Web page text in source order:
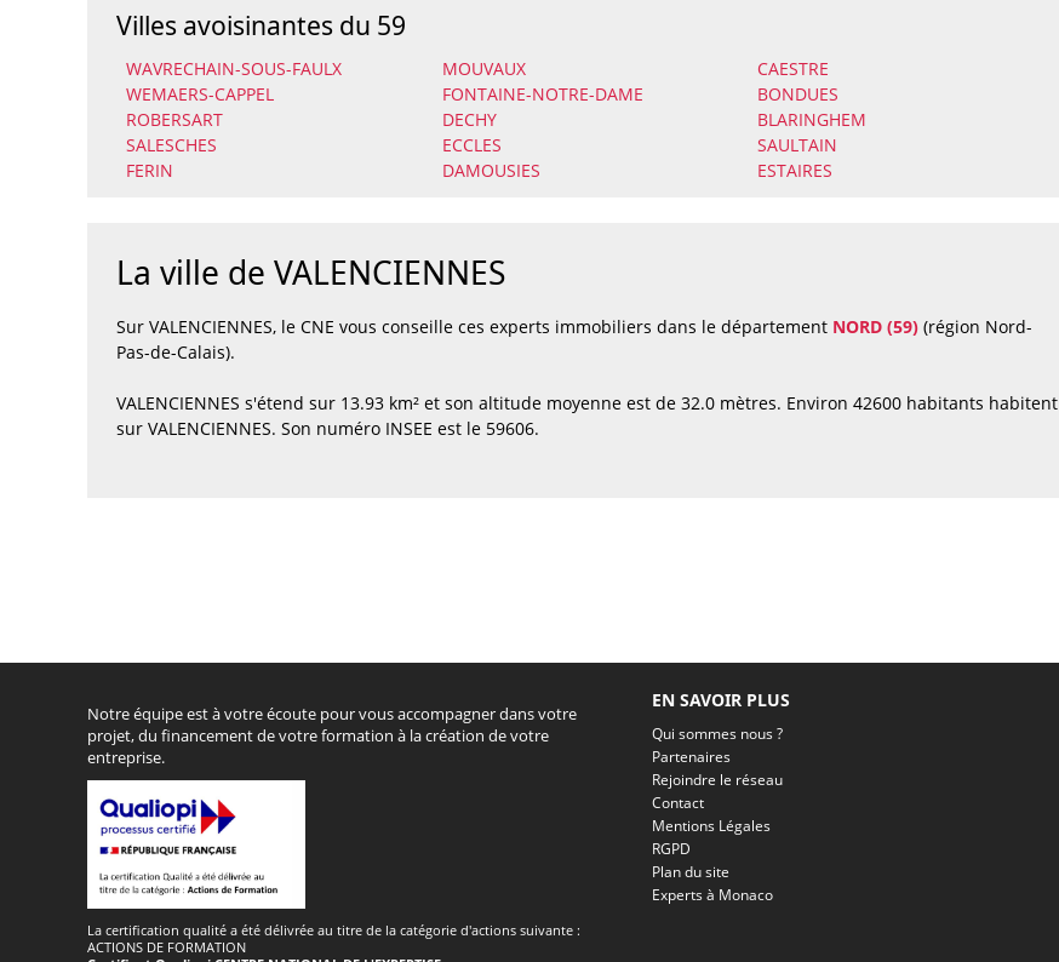
Villes avoisinantes du 59
WAVRECHAIN-SOUS-FAULX MOUVAUX
CAESTRE
WEMAERS-CAPPEL
FONTAINE-NOTRE-DAME
BONDUES
ROBERSART
DECHY
BLARINGHEM
SALESCHES
ECCLES
SAULTAIN
FERIN
DAMOUSIES ESTAIRES
La ville de VALENCIENNES
Sur VALENCIENNES, le CNE vous conseille ces experts immobiliers dans le département NORD (59) (région Nord-
Pas-de-Calais).
VALENCIENNES s'étend sur 13.93 km² et son altitude moyenne est de 32.0 mètres. Environ 42600 habitants habitent
sur VALENCIENNES. Son numéro INSEE est le 59606.
Notre équipe est à votre écoute pour vous accompagner dans votre
projet, du financement de votre formation à la création de votre
entreprise.
La certification qualité a été délivrée au titre de la catégorie d'actions suivante :
ACTIONS DE FORMATION
EN SAVOIR PLUS
Qui sommes nous ?
Partenaires
Rejoindre le réseau
Contact
Mentions Légales
RGPD
Plan du site
Experts à Monaco